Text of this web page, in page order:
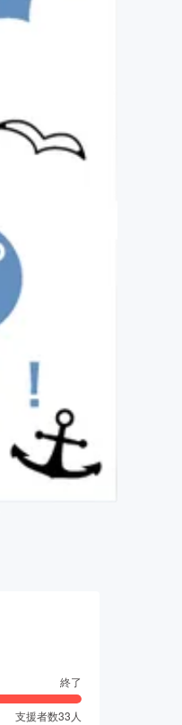
終了
支援者数33 人